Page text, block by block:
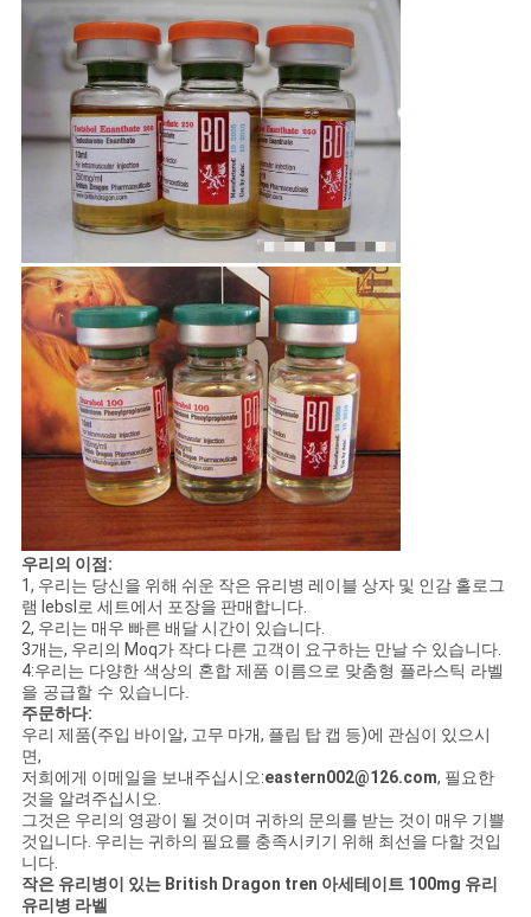
PRIVACY
POLICY
우리의 이점:
1, 우리는 당신을 위해 쉬운 작은 유리병 레이블 상자 및 인감 홀로그
램 lebsl로 세트에서 포장을 판매합니다.
2, 우리는 매우 빠른 배달 시간이 있습니다.
3개는, 우리의 Moq가 작다 다른 고객이 요구하는 만날 수 있습니다.
4:우리는 다양한 색상의 혼합 제품 이름으로 맞춤형 플라스틱 라벨
을 공급할 수 있습니다.
주문하다:
우리 제품(주입 바이알, 고무 마개, 플립 탑 캡 등)에 관심이 있으시
면,
저희에게 이메일을 보내주십시오:eastern002@126.com, 필요한
것을 알려주십시오.
그것은 우리의 영광이 될 것이며 귀하의 문의를 받는 것이 매우 기쁠
것입니다. 우리는 귀하의 필요를 충족시키기 위해 최선을 다할 것입
니다.
작은 유리병이 있는 British Dragon tren 아세테이트 100mg 유리
유리병 라벨